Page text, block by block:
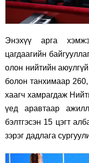
Энэхүү арга
цагдаагийн
олон нийтийн
болон танхимаар
хаагч хамрагдаж
үед аравтаар
бэлтгэсэн 15 цэгт
зэрэг дадлага